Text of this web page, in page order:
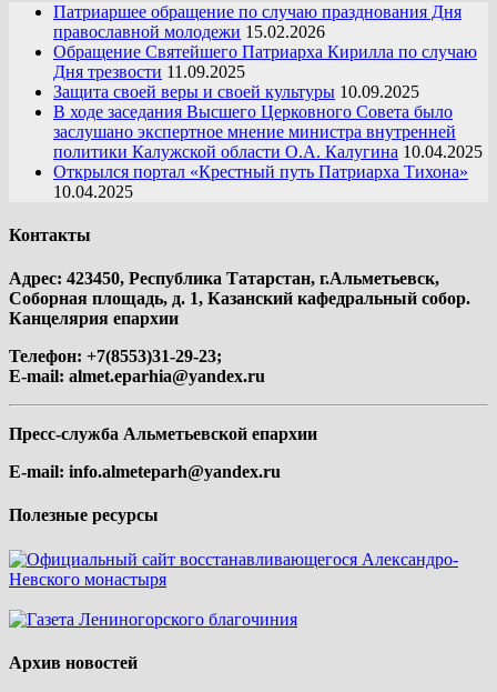
Патриаршее обращение по случаю празднования Дня
православной молодежи 15.02.2026
Обращение Святейшего Патриарха Кирилла по случаю
Дня трезвости 11.09.2025
Защита своей веры и своей культуры 10.09.2025
В ходе заседания Высшего Церковного Совета было
заслушано экспертное мнение министра внутренней
политики Калужской области О.А. Калугина 10.04.2025
Открылся портал «Крестный путь Патриарха Тихона»
10.04.2025
Контакты
Адрес: 423450, Республика Татарстан, г.Альметьевск,
Соборная площадь, д. 1, Казанский кафедральный собор.
Канцелярия епархии
Телефон: +7(8553)31-29-23;
E-mail: almet.eparhia@yandex.ru
Пресс-служба Альметьевской епархии
E-mail: info.almeteparh@yandex.ru
Полезные ресурсы
Архив новостей